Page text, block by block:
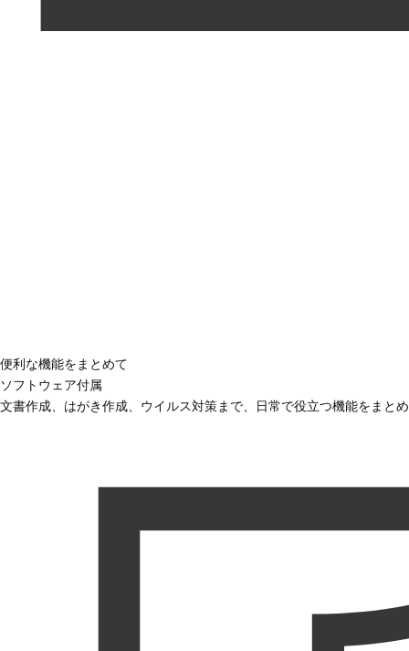
便利な機能をまとめて
ソフトウェア付属
文書作成、はがき作成、ウイルス対策まで、日常で役立つ機能をまと